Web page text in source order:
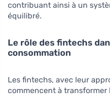
contribuant ainsi à un
équilibré.
Le rôle des fintechs
consommation
Les fintechs, avec leur
commencent à transformer